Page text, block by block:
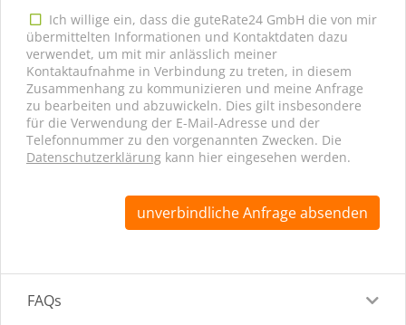
Ich willige ein, dass die guteRate24 GmbH die von mir
übermittelten Informationen und Kontaktdaten dazu
verwendet, um mit mir anlässlich meiner
Kontaktaufnahme in Verbindung zu treten, in diesem
Zusammenhang zu kommunizieren und meine Anfrage
zu bearbeiten und abzuwickeln. Dies gilt insbesondere
für die Verwendung der E-Mail-Adresse und der
Telefonnummer zu den vorgenannten Zwecken. Die
Datenschutzerklärung kann hier eingesehen werden.
unverbindliche Anfrage absenden
FAQs